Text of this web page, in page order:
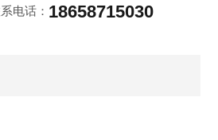
电话： 18658715030